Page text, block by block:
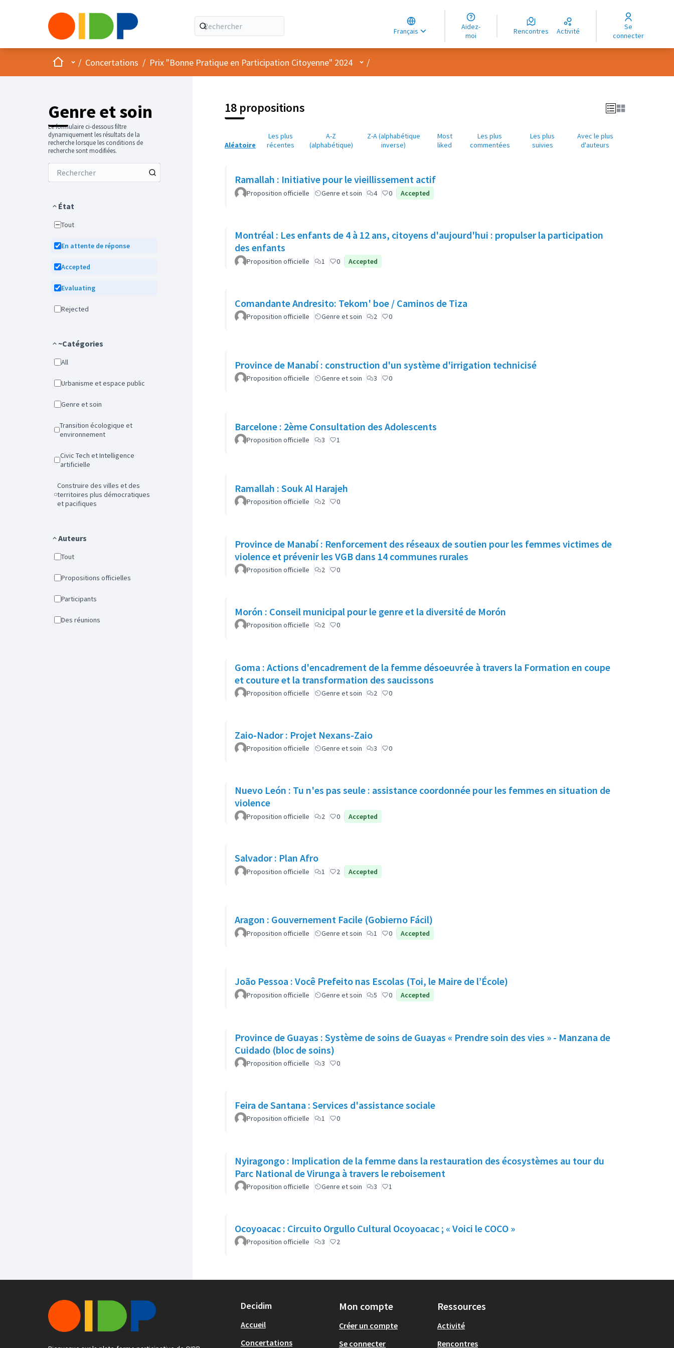
Français
Choose language
Choisir la langue
Elegir el idioma
Aidez-
moi
Rencontres Activité
Se
connecter
AccueilMenu principal
/ Concertations / Prix "Bonne Pratique en Participation Citoyenne" 2024 Menu utilisateur
/
Genre et soin
Le formulaire ci-dessous filtre
dynamiquement les résultats de la
recherche lorsque les conditions de
recherche sont modifiées.
État
Tout
En attente de réponse
Accepted
Evaluating
Rejected
~Catégories
All
Urbanisme et espace public
Genre et soin
Transition écologique et
environnement
Civic Tech et Intelligence
artificielle
Construire des villes et des
territoires plus démocratiques
et pacifiques
Auteurs
Tout
Propositions officielles
Participants
Des réunions
18 propositions
Aléatoire
Les plus
récentes
A-Z
(alphabétique)
Z-A (alphabétique
inverse)
Most
liked
Les plus
commentées
Les plus
suivies
Avec le plus
d'auteurs
Ramallah : Initiative pour le vieillissement actif
Proposition officielle Genre et soin 4 0 Accepted
Montréal : Les enfants de 4 à 12 ans, citoyens d'aujourd'hui : propulser la participation
des enfants
Proposition officielle 1 0 Accepted
Comandante Andresito: Tekom' boe / Caminos de Tiza
Proposition officielle Genre et soin 2 0
Province de Manabí : construction d'un système d'irrigation technicisé
Proposition officielle Genre et soin 3 0
Barcelone : 2ème Consultation des Adolescents
Proposition officielle 3 1
Ramallah : Souk Al Harajeh
Proposition officielle 2 0
Province de Manabí : Renforcement des réseaux de soutien pour les femmes victimes de
violence et prévenir les VGB dans 14 communes rurales
Proposition officielle 2 0
Morón : Conseil municipal pour le genre et la diversité de Morón
Proposition officielle 2 0
Goma : Actions d'encadrement de la femme désoeuvrée à travers la Formation en coupe
et couture et la transformation des saucissons
Proposition officielle Genre et soin 2 0
Zaio-Nador : Projet Nexans-Zaio
Proposition officielle Genre et soin 3 0
Nuevo León : Tu n'es pas seule : assistance coordonnée pour les femmes en situation de
violence
Proposition officielle 2 0 Accepted
Salvador : Plan Afro
Proposition officielle 1 2 Accepted
Aragon : Gouvernement Facile (Gobierno Fácil)
Proposition officielle Genre et soin 1 0 Accepted
João Pessoa : Você Prefeito nas Escolas (Toi, le Maire de l’École)
Proposition officielle Genre et soin 5 0 Accepted
Province de Guayas : Système de soins de Guayas « Prendre soin des vies » - Manzana de
Cuidado (bloc de soins)
Proposition officielle 3 0
Feira de Santana : Services d'assistance sociale
Proposition officielle 1 0
Nyiragongo : Implication de la femme dans la restauration des écosystèmes au tour du
Parc National de Virunga à travers le reboisement
Proposition officielle Genre et soin 3 1
Ocoyoacac : Circuito Orgullo Cultural Ocoyoacac ; « Voici le COCO »
Proposition officielle 3 2
Decidim
Accueil
Concertations
Mon compte
Créer un compte
Se connecter
Ressources
Activité
Rencontres